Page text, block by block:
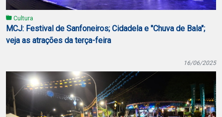
Cultura
MCJ: Festival de Sanfoneiros; Cidadela e "Chuva de Bala";
veja as atrações da terça-feira
16/06/2025